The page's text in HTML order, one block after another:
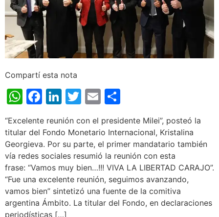
Compartí esta nota
WhatsApp
Facebook
LinkedIn
Twitter
Email
“Excelente reunión con el presidente Milei”, posteó la
titular del Fondo Monetario Internacional, Kristalina
Georgieva. Por su parte, el primer mandatario también
vía redes sociales resumió la reunión con esta
frase: “Vamos muy bien…!!! VIVA LA LIBERTAD CARAJO”.
“Fue una excelente reunión, seguimos avanzando,
vamos bien” sintetizó una fuente de la comitiva
argentina Ámbito. La titular del Fondo, en declaraciones
periodísticas […]